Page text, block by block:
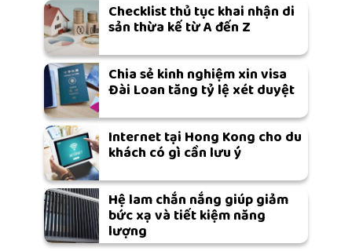
Checklist thủ tục khai nhận di
sản thừa kế từ A đến Z
Chia sẻ kinh nghiệm xin visa
Đài Loan tăng tỷ lệ xét duyệt
Internet tại Hong Kong cho du
khách có gì cần lưu ý
Hệ lam chắn nắng giúp giảm
bức xạ và tiết kiệm năng
lượng